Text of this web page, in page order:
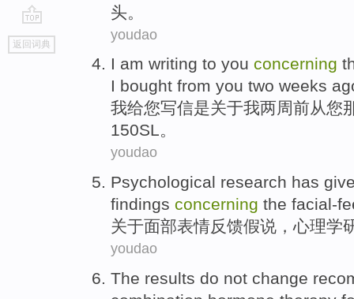
go
top
返回词典
头。
youdao
I am writing to you concerning
I bought from you two weeks
我给您写信是关于我两周前从您
150SL。
youdao
Psychological research has
findings concerning the facial-
关于面部表情反馈假说，心理学
youdao
The results do not change